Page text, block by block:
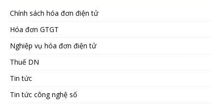
Chính sách hóa đơn điện tử
Hóa đơn GTGT
Nghiệp vụ hóa đơn điện tử
Thuế DN
Tin tức
Tin tức công nghệ số